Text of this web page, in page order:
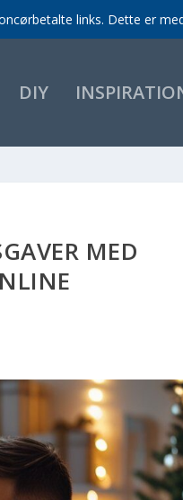
links. Dette er
DIY
MED